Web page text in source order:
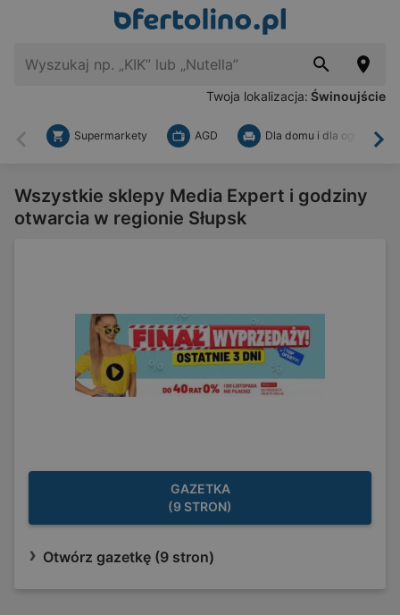
Twoja lokalizacja: Świnoujście
Wstecz
Supermarkety AGD Dla domu i dla ogrodu
Wszystkie sklepy Media Expert i godziny
otwarcia w regionie Słupsk
GAZETKA
(9 STRON)
Otwórz gazetkę (9 stron)